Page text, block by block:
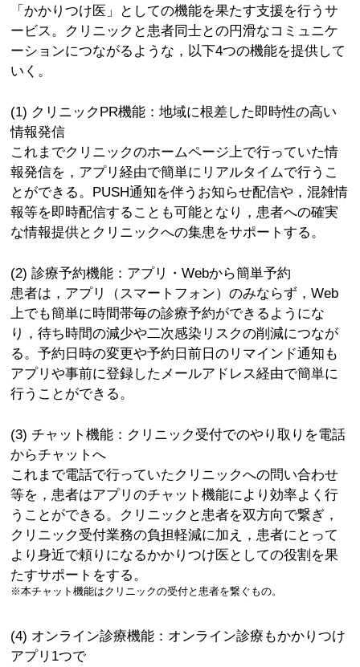
「かかりつけ医」としての機能を果たす支援を行うサ
ービス。クリニックと患者同士との円滑なコミュニケ
ーションにつながるような，以下4つの機能を提供して
いく。
(1) クリニックPR機能：地域に根差した即時性の高い
情報発信
これまでクリニックのホームページ上で行っていた情
報発信を，アプリ経由で簡単にリアルタイムで行うこ
とができる。PUSH通知を伴うお知らせ配信や，混雑情
報等を即時配信することも可能となり，患者への確実
な情報提供とクリニックへの集患をサポートする。
(2) 診療予約機能：アプリ・Webから簡単予約
患者は，アプリ（スマートフォン）のみならず，Web
上でも簡単に時間帯毎の診療予約ができるようにな
り，待ち時間の減少や二次感染リスクの削減につなが
る。予約日時の変更や予約日前日のリマインド通知も
アプリや事前に登録したメールアドレス経由で簡単に
行うことができる。
(3) チャット機能：クリニック受付でのやり取りを電話
からチャットへ
これまで電話で行っていたクリニックへの問い合わせ
等を，患者はアプリのチャット機能により効率よく行
うことができる。クリニックと患者を双方向で繋ぎ，
クリニック受付業務の負担軽減に加え，患者にとって
より身近で頼りになるかかりつけ医としての役割を果
たすサポートをする。
※本チャット機能はクリニックの受付と患者を繋ぐもの。
(4) オンライン診療機能：オンライン診療もかかりつけ
アプリ1つで